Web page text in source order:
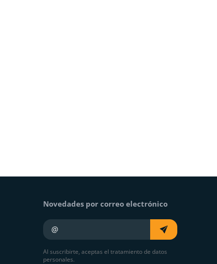
Novedades por correo electrónico
Su e-mail
Al suscribirte, aceptas el tratamiento de datos
personales.